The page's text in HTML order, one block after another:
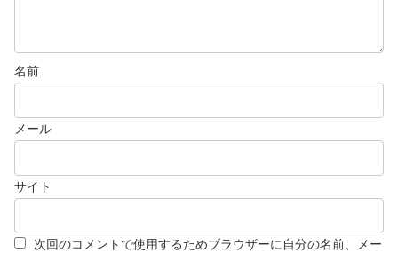
名前
メール
サイト
次回のコメントで使用するためブラウザーに自分の名前、メー